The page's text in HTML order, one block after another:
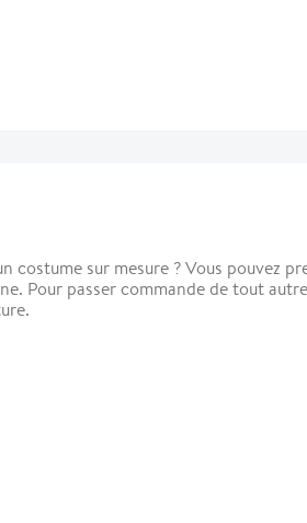
costume sur mesure ? Vous pouvez
Pour passer commande de tout